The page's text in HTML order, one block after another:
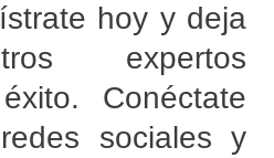
hoy y deja
expertos
Conéctate
sociales y